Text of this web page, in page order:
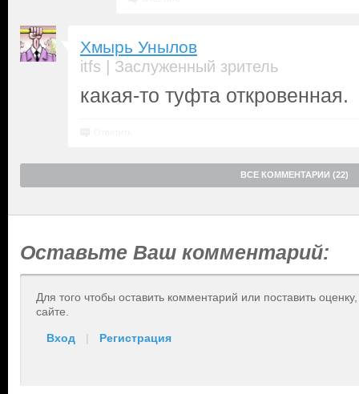
Хмырь Унылов
itfs | Заслуженный зритель
какая-то туфта откровенная.
ВСЕ КОММЕНТАРИИ (22)
Оставьте Ваш комментарий:
Для того чтобы оставить комментарий или поставить
сайте.
Вход | Регистрация